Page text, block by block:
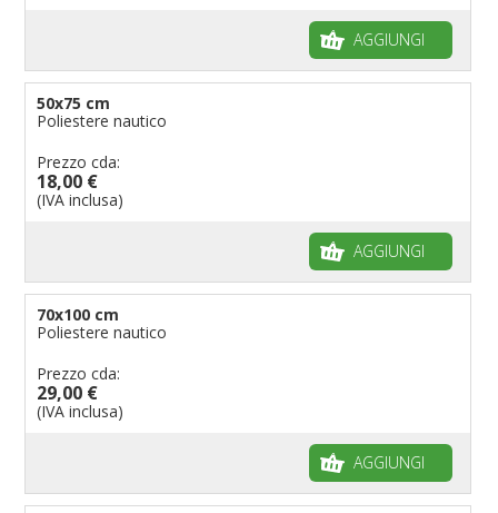
AGGIUNGI
50x75 cm
Poliestere nautico
Prezzo cda:
18,00 €
(IVA inclusa)
AGGIUNGI
70x100 cm
Poliestere nautico
Prezzo cda:
29,00 €
(IVA inclusa)
AGGIUNGI